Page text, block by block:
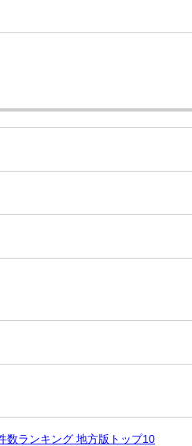
数ランキング 地方版トップ10